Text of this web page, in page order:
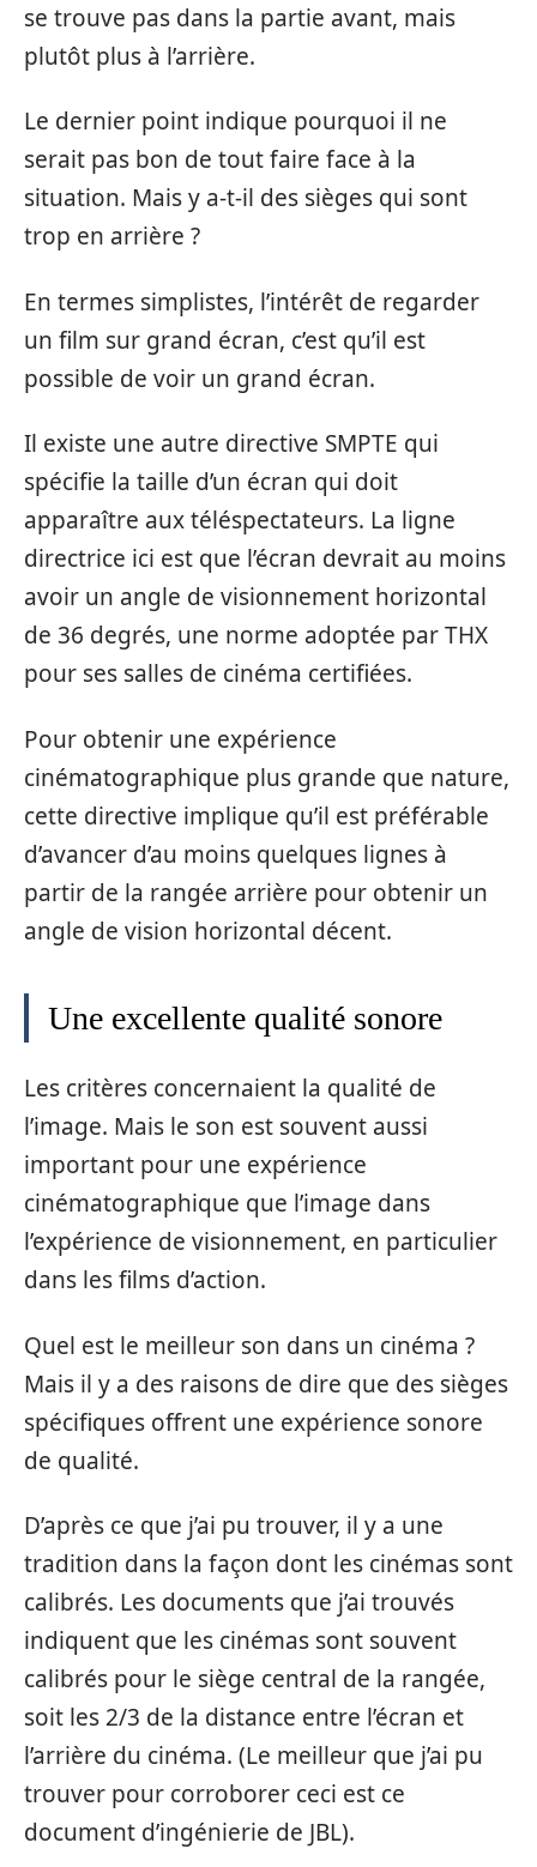
se trouve pas dans la partie avant, mais
plutôt plus à l’arrière.
Le dernier point indique pourquoi il ne
serait pas bon de tout faire face à la
situation. Mais y a-t-il des sièges qui sont
trop en arrière ?
En termes simplistes, l’intérêt de regarder
un film sur grand écran, c’est qu’il est
possible de voir un grand écran.
Il existe une autre directive SMPTE qui
spécifie la taille d’un écran qui doit
apparaître aux téléspectateurs. La ligne
directrice ici est que l’écran devrait au moins
avoir un angle de visionnement horizontal
de 36 degrés, une norme adoptée par THX
pour ses salles de cinéma certifiées.
Pour obtenir une expérience
cinématographique plus grande que nature,
cette directive implique qu’il est préférable
d’avancer d’au moins quelques lignes à
partir de la rangée arrière pour obtenir un
angle de vision horizontal décent.
Une excellente qualité sonore
Les critères concernaient la qualité de
l’image. Mais le son est souvent aussi
important pour une expérience
cinématographique que l’image dans
l’expérience de visionnement, en particulier
dans les films d’action.
Quel est le meilleur son dans un cinéma ?
Mais il y a des raisons de dire que des sièges
spécifiques offrent une expérience sonore
de qualité.
D’après ce que j’ai pu trouver, il y a une
tradition dans la façon dont les cinémas sont
calibrés. Les documents que j’ai trouvés
indiquent que les cinémas sont souvent
calibrés pour le siège central de la rangée,
soit les 2/3 de la distance entre l’écran et
l’arrière du cinéma. (Le meilleur que j’ai pu
trouver pour corroborer ceci est ce
document d’ingénierie de JBL).